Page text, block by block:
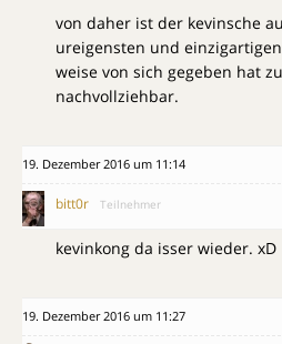
von daher ist der kevinsche
ureigensten und
weise von sich gegeben hat
nachvollziehbar.
19. Dezember 2016 um 11:14
bitt0r Teilnehmer
kevinkong da isser wieder. xD
19. Dezember 2016 um 11:27